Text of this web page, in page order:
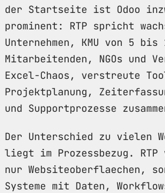
der Startseite ist Odoo
prominent: RTP spricht
Unternehmen, KMU von 5 bis
Mitarbeitenden, NGOs und
Excel-Chaos, verstreute
Projektplanung,
und Supportprozesse
Der Unterschied zu vielen
liegt im Prozessbezug.
nur Websiteoberflaechen,
Systeme mit Daten,